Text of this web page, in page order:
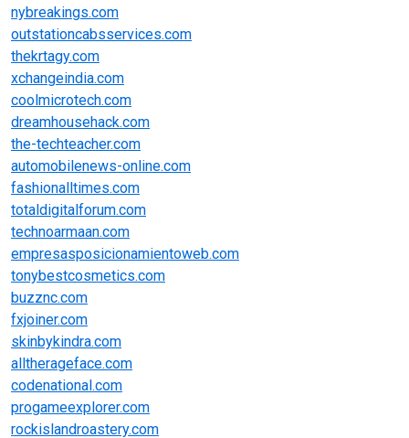
nybreakings.com
outstationcabsservices.com
thekrtagy.com
xchangeindia.com
coolmicrotech.com
dreamhousehack.com
the-techteacher.com
automobilenews-online.com
fashionalltimes.com
totaldigitalforum.com
technoarmaan.com
empresasposicionamientoweb.com
tonybestcosmetics.com
buzznc.com
fxjoiner.com
skinbykindra.com
alltherageface.com
codenational.com
progameexplorer.com
rockislandroastery.com